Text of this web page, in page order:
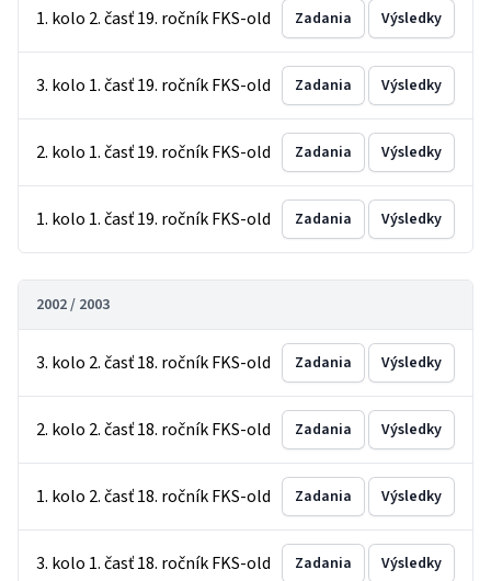
1. kolo 2. časť 19. ročník FKS-old Zadania Výsledky
3. kolo 1. časť 19. ročník FKS-old Zadania Výsledky
2. kolo 1. časť 19. ročník FKS-old Zadania Výsledky
1. kolo 1. časť 19. ročník FKS-old Zadania Výsledky
2002 / 2003
3. kolo 2. časť 18. ročník FKS-old Zadania Výsledky
2. kolo 2. časť 18. ročník FKS-old Zadania Výsledky
1. kolo 2. časť 18. ročník FKS-old Zadania Výsledky
3. kolo 1. časť 18. ročník FKS-old Zadania Výsledky